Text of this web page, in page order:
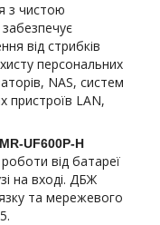
з чистою
забезпечує
від стрибків
персональних
NAS, систем
пристроїв LAN,
UF600P-H
від батареї
на вході. ДБЖ
та мережевого